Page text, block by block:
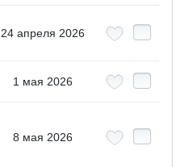
24 апреля 2026
1 мая 2026
8 мая 2026